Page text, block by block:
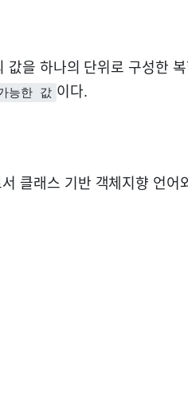
을 하나의 단위로 구성한
능한 값 이다.
클래스 기반 객체지향 언어